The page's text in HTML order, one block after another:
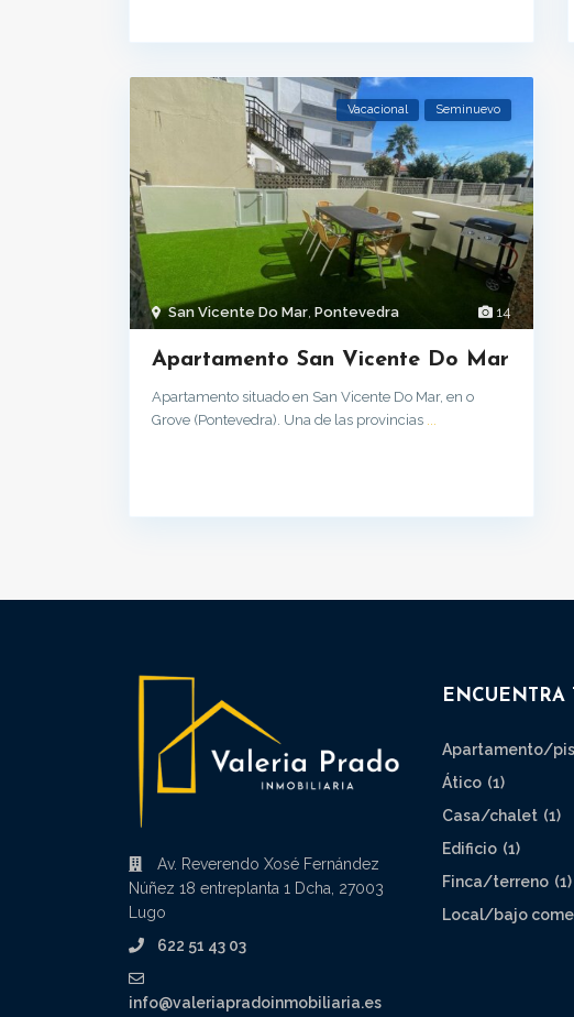
14
San Vicente Do Mar Pontevedra
Vacacional Seminuevo
Apartamento San Vicente Do Mar
Apartamento situado en San Vicente Do Mar, en o
Grove (Pontevedra). Una de las provincias
Av. Reverendo Xosé Fernández
Núñez 18 entreplanta 1 Dcha, 27003
Lugo
622 51 43 03
info@valeriapradoinmobiliaria.es
Apartamento/
Ático (1)
Casa/chalet (1)
Edificio (1)
Finca/terreno (1)
Local/bajo